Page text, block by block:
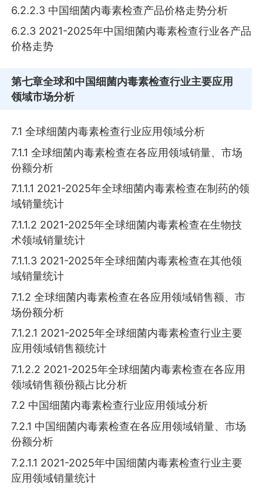
6.2.2.3 中国细菌内毒素检查产品价格走势分析
6.2.3 2021-2025年中国细菌内毒素检查行业各产品
价格走势
第七章全球和中国细菌内毒素检查行业主要应用
领域市场分析
7.1 全球细菌内毒素检查行业应用领域分析
7.1.1 全球细菌内毒素检查在各应用领域销量、市场
份额分析
7.1.1.1 2021-2025年全球细菌内毒素检查在制药的领
域销量统计
7.1.1.2 2021-2025年全球细菌内毒素检查在生物技
术领域销量统计
7.1.1.3 2021-2025年全球细菌内毒素检查在其他领
域销量统计
7.1.2 全球细菌内毒素检查在各应用领域销售额、市
场份额分析
7.1.2.1 2021-2025年全球细菌内毒素检查行业主要
应用领域销售额统计
7.1.2.2 2021-2025年全球细菌内毒素检查在各应用
领域销售额份额占比分析
7.2 中国细菌内毒素检查行业应用领域分析
7.2.1 中国细菌内毒素检查在各应用领域销量、市场
份额分析
7.2.1.1 2021-2025年中国细菌内毒素检查行业主要
应用领域销量统计